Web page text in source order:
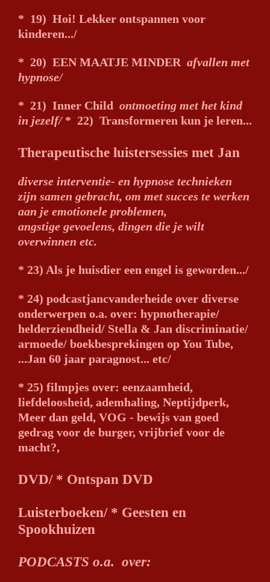
* 19) Hoi! Lekker ontspannen voor
kinderen.../
* 20) EEN MAATJE MINDER afvallen met
hypnose/
* 21) Inner Child ontmoeting met het kind
in jezelf/ * 22) Transformeren kun je leren...
Therapeutische luistersessies met Jan
diverse interventie- en hypnose technieken
zijn samen gebracht, om met succes te werken
aan je emotionele problemen,
angstige gevoelens, dingen die je wilt
overwinnen etc.
* 23) Als je huisdier een engel is geworden.../
* 24) podcastjancvanderheide over diverse
onderwerpen o.a. over: hypnotherapie/
helderziendheid/ Stella & Jan discriminatie/
armoede/ boekbesprekingen op You Tube,
...Jan 60 jaar paragnost... etc/
* 25) filmpjes over: eenzaamheid,
liefdeloosheid, ademhaling, Neptijdperk,
Meer dan geld, VOG - bewijs van goed
gedrag voor de burger, vrijbrief voor de
macht?,
DVD/ * Ontspan DVD
Luisterboeken/ * Geesten en
Spookhuizen
PODCASTS o.a. over: